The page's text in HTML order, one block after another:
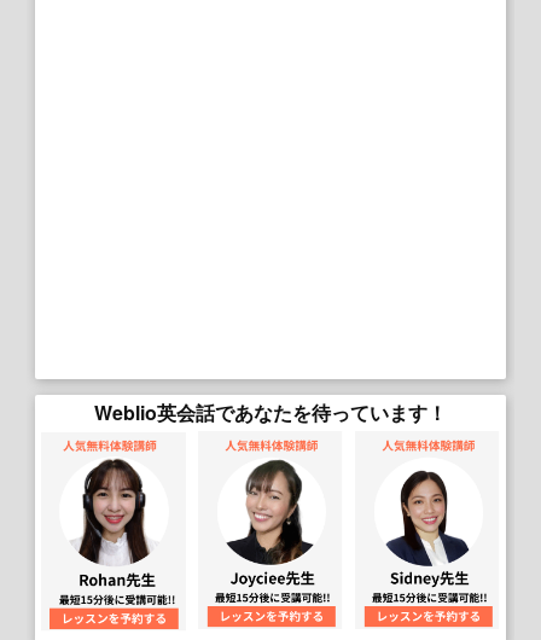
Weblio英会話であなたを待っています！